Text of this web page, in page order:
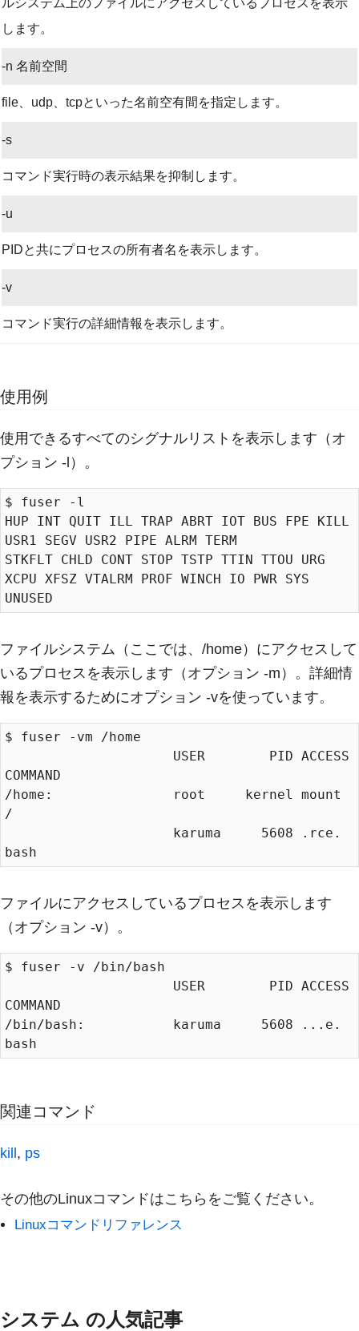
ルシステム上のファイルにアクセスしているプロセスを表示
します。
-n 名前空間
file、udp、tcpといった名前空有間を指定します。
-s
コマンド実行時の表示結果を抑制します。
-u
PIDと共にプロセスの所有者名を表示します。
-v
コマンド実行の詳細情報を表示します。
使用例
使用できるすべてのシグナルリストを表示します（オ
プション -l）。
$ fuser -l
HUP INT QUIT ILL TRAP ABRT IOT BUS FPE KILL
USR1 SEGV USR2 PIPE ALRM TERM
STKFLT CHLD CONT STOP TSTP TTIN TTOU URG
XCPU XFSZ VTALRM PROF WINCH IO PWR SYS
ファイルシステム（ここでは、/home）にアクセスして
いるプロセスを表示します（オプション -m）。詳細情
報を表示するためにオプション -vを使っています。
$ fuser -vm /home
COMMAND
/home:               root     kernel mount
/
ファイルにアクセスしているプロセスを表示します
（オプション -v）。
$ fuser -v /bin/bash
COMMAND
/bin/bash:           karuma     5608 ...e.
関連コマンド
kill , ps
その他のLinuxコマンドはこちらをご覧ください。
Linuxコマンドリファレンス
システム の人気記事